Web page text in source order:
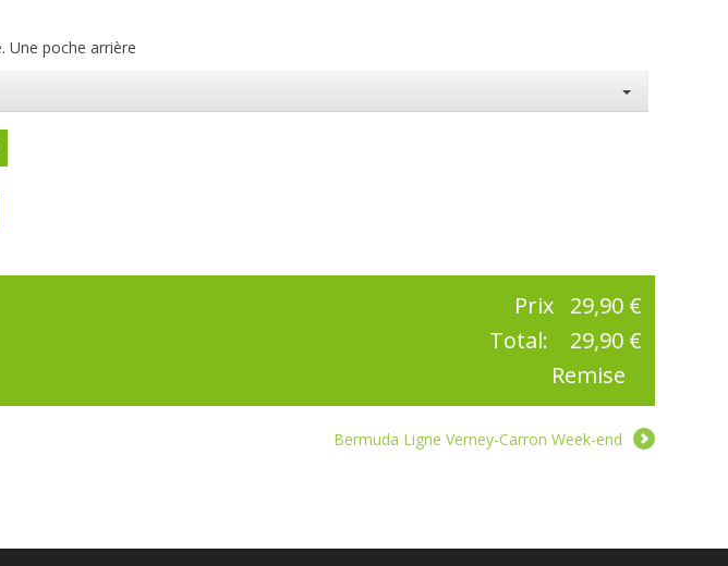
Une poche arrière
Prix
29,90 €
Total:
29,90 €
Remise
Bermuda Ligne Verney-Carron Week-end